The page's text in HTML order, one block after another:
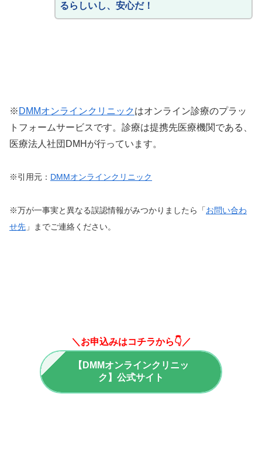
るらしいし、安心だ！
※ DMMオンラインクリニックはオンライン診療のプラッ
トフォームサービスです。診療は提携先医療機関である、
医療法人社団DMHが行っています。
※引用元： DMMオンラインクリニック
※万が一事実と異なる誤認情報がみつかりましたら「お問い合わ
せ先 」までご連絡ください。
＼お申込みはコチラから👇／
【DMMオンラインクリニッ
ク】公式サイト